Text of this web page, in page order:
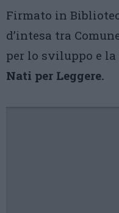
Firmato in
d’intesa tra
per lo sviluppo e
Nati per Leggere.